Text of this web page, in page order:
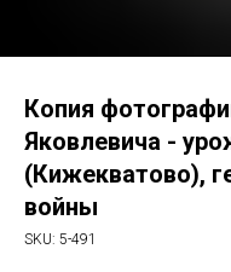
Копия
Яковлевича -
(Кижекватово),
войны
SKU: 5-491